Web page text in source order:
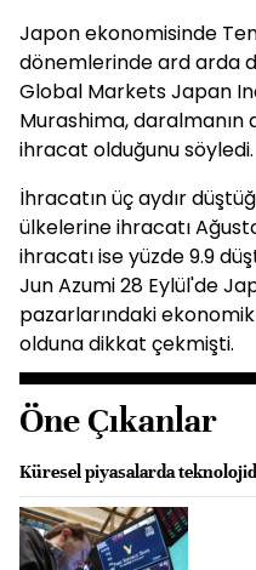
Japon ekonomisinde
dönemlerinde ard arda
Global Markets Japan
Murashima, daralmanın
ihracat olduğunu söyledi.
İhracatın üç aydır
ülkelerine ihracatı
ihracatı ise yüzde 9.9
Jun Azumi 28 Eylül'de
pazarlarındaki
olduna dikkat çekmişti.
Öne Çıkanlar
Küresel piyasalarda